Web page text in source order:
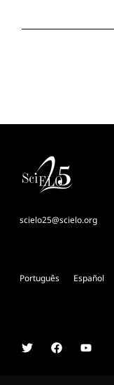
scielo25@scielo.org
Português Español